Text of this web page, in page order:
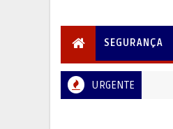
SEGURANÇA
URGENTE